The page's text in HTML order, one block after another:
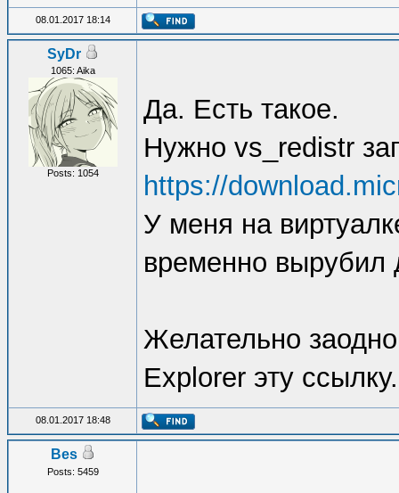
08.01.2017 18:14
SyDr
1065: Aika
Posts: 1054
Да. Есть такое.
Нужно vs_redistr
https://
У меня на
временно вырубил
Желательно
Explorer эту ссылку.
08.01.2017 18:48
Bes
Posts: 5459